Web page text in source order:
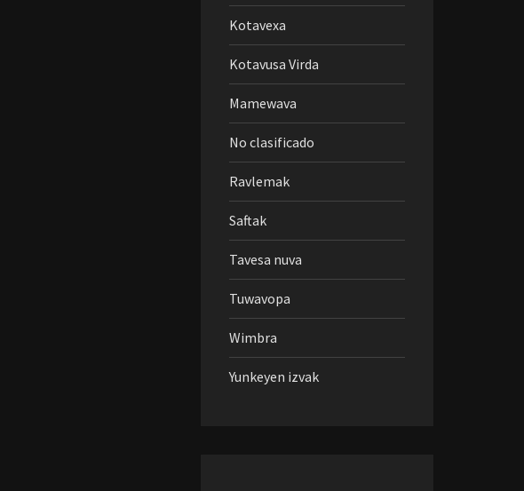
Kotavexa
Kotavusa Virda
Mamewava
No clasificado
Ravlemak
Saftak
Tavesa nuva
Tuwavopa
Wimbra
Yunkeyen izvak